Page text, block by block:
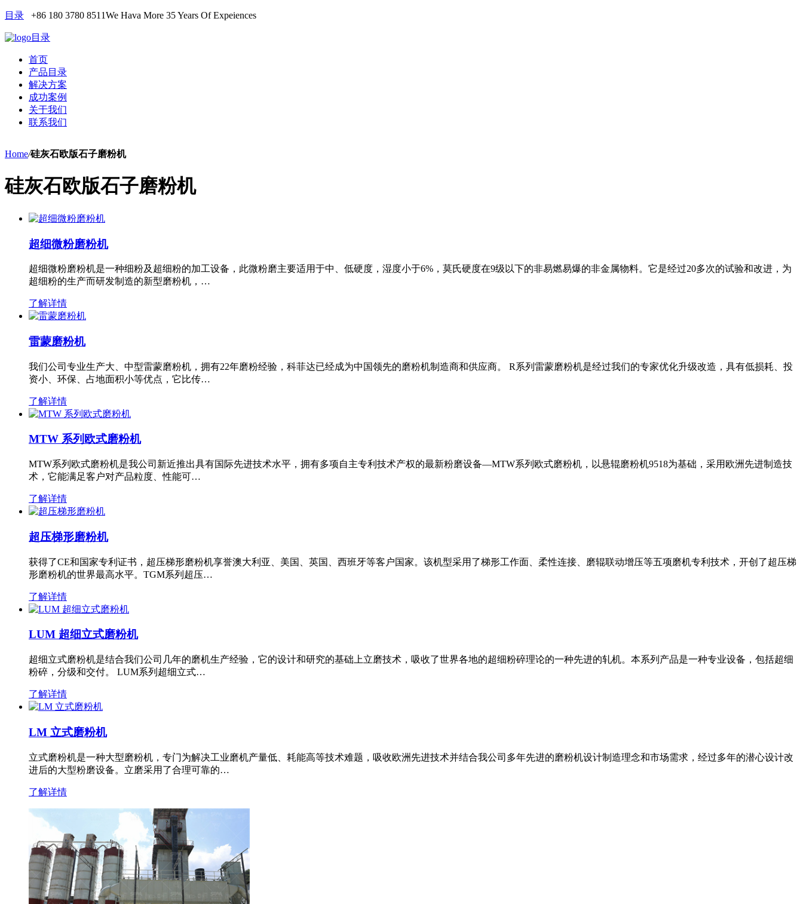
目录 +86 180 3780 8511We Hava More 35 Years Of Expeiences
目录
首页
产品目录
解决方案
成功案例
关于我们
联系我们
Home/硅灰石欧版石子磨粉机
硅灰石欧版石子磨粉机
超细微粉磨粉机
超细微粉磨粉机是一种细粉及超细粉的加工设备，此微粉磨主要适用于中、低硬度，湿度小于6%，莫氏硬度在9级以下的非易燃易爆的非金属物料。它是经过20多次的试验和改进，为
超细粉的生产而研发制造的新型磨粉机，…
了解详情
雷蒙磨粉机
我们公司专业生产大、中型雷蒙磨粉机，拥有22年磨粉经验，科菲达已经成为中国领先的磨粉机制造商和供应商。 R系列雷蒙磨粉机是经过我们的专家优化升级改造，具有低损耗、投
资小、环保、占地面积小等优点，它比传…
了解详情
MTW 系列欧式磨粉机
MTW系列欧式磨粉机是我公司新近推出具有国际先进技术水平，拥有多项自主专利技术产权的最新粉磨设备—MTW系列欧式磨粉机，以悬辊磨粉机9518为基础，采用欧洲先进制造技
术，它能满足客户对产品粒度、性能可…
了解详情
超压梯形磨粉机
获得了CE和国家专利证书，超压梯形磨粉机享誉澳大利亚、美国、英国、西班牙等客户国家。该机型采用了梯形工作面、柔性连接、磨辊联动增压等五项磨机专利技术，开创了超压梯
形磨粉机的世界最高水平。TGM系列超压…
了解详情
LUM 超细立式磨粉机
超细立式磨粉机是结合我们公司几年的磨机生产经验，它的设计和研究的基础上立磨技术，吸收了世界各地的超细粉碎理论的一种先进的轧机。本系列产品是一种专业设备，包括超细
粉碎，分级和交付。 LUM系列超细立式…
了解详情
LM 立式磨粉机
立式磨粉机是一种大型磨粉机，专门为解决工业磨机产量低、耗能高等技术难题，吸收欧洲先进技术并结合我公司多年先进的磨粉机设计制造理念和市场需求，经过多年的潜心设计改
进后的大型粉磨设备。立磨采用了合理可靠的…
了解详情